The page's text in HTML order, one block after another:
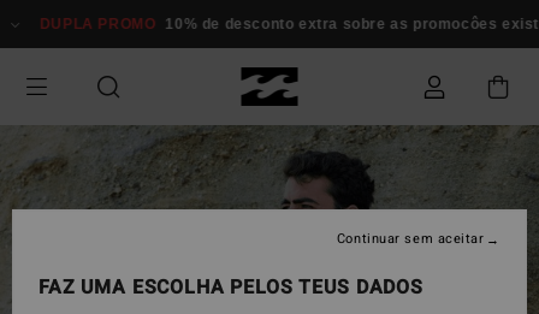
para
informação
produto
DUPLA PROMO 10% de desconto extra sobre as promocôes
FAZ UMA ESCOLHA PELOS TEUS DADOS
Continuar sem aceitar